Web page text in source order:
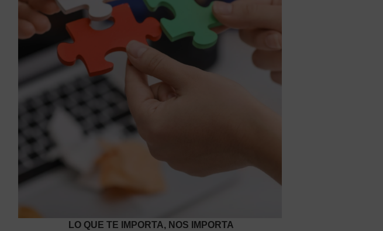
LO QUE TE IMPORTA, NOS IMPORTA